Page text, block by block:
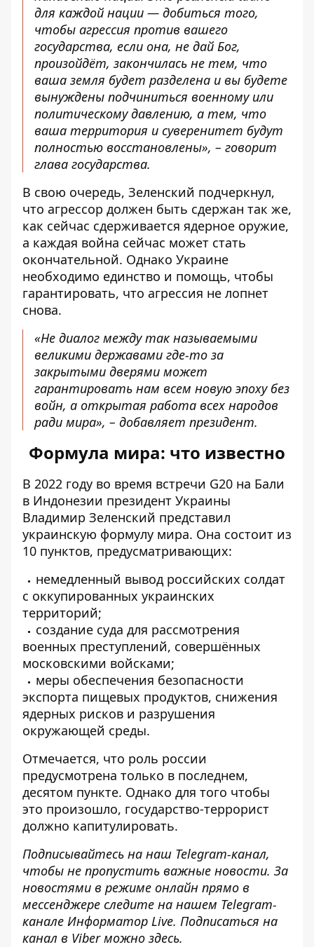
для каждой нации — добиться того,
чтобы агрессия против вашего
государства, если она, не дай Бог,
произойдёт, закончилась не тем, что
ваша земля будет разделена и вы будете
вынуждены подчиниться военному или
политическому давлению, а тем, что
ваша территория и суверенитет будут
полностью восстановлены», – говорит
глава государства.
В свою очередь, Зеленский подчеркнул,
что агрессор должен быть сдержан так же,
как сейчас сдерживается ядерное оружие,
а каждая война сейчас может стать
окончательной. Однако Украине
необходимо единство и помощь, чтобы
гарантировать, что агрессия не лопнет
снова.
«Не диалог между так называемыми
великими державами где-то за
закрытыми дверями может
гарантировать нам всем новую эпоху без
войн, а открытая работа всех народов
ради мира», – добавляет президент.
Формула мира: что известно
В 2022 году во время встречи G20 на Бали
в Индонезии президент Украины
Владимир Зеленский представил
украинскую формулу мира. Она состоит из
10 пунктов, предусматривающих:
немедленный вывод российских солдат
с оккупированных украинских
территорий;
создание суда для рассмотрения
военных преступлений, совершённых
московскими войсками;
меры обеспечения безопасности
экспорта пищевых продуктов, снижения
ядерных рисков и разрушения
окружающей среды.
Отмечается, что роль россии
предусмотрена только в последнем,
десятом пункте. Однако для того чтобы
это произошло, государство-террорист
должно капитулировать.
Подписывайтесь на наш Telegram-канал,
чтобы не пропустить важные новости. За
новостями в режиме онлайн прямо в
мессенджере следите на нашем Telegram-
канале Информатор Live. Подписаться на
канал в Viber можно здесь.